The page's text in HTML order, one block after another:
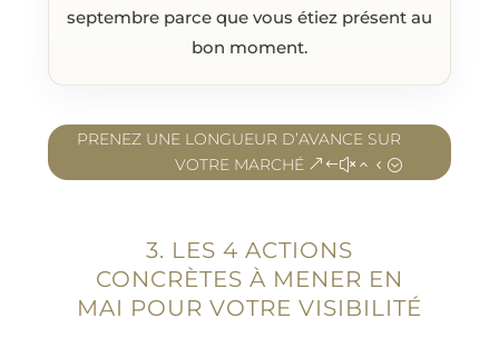
septembre parce que vous étiez présent au
bon moment.
PRENEZ UNE LONGUEUR D’AVANCE SUR
VOTRE MARCHÉ
3. LES 4 ACTIONS
CONCRÈTES À MENER EN
MAI POUR VOTRE VISIBILITÉ